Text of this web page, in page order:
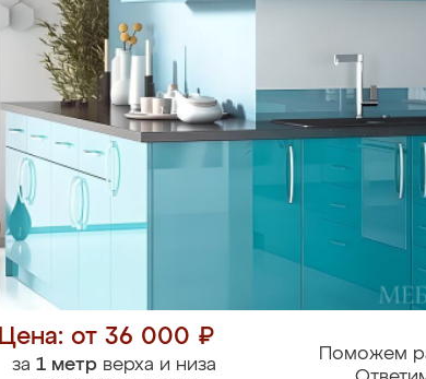
Цена: от 36 000 ₽
за 1 метр верха и низа
Поможем